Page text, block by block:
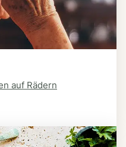
auf Rädern